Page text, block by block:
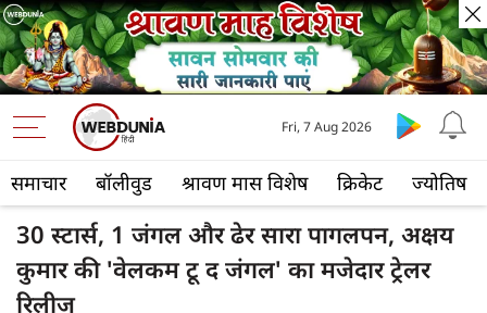
समाचार बॉलीवुड श्रावण मास विशेष क्रिकेट ज्योतिष
Fri, 7 Aug 2026
30 स्टार्स, 1 जंगल और ढेर सारा पागलपन, अक्षय
कुमार की 'वेलकम टू द जंगल' का मजेदार ट्रेलर
रिलीज